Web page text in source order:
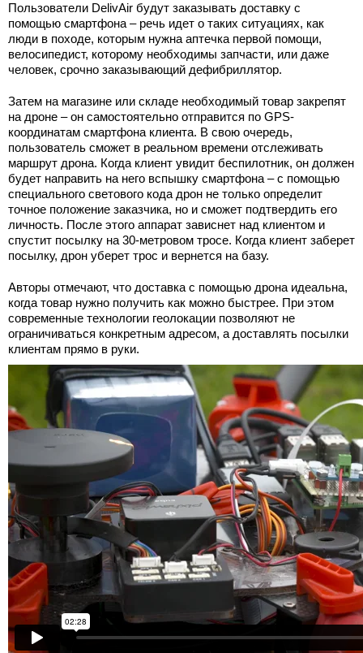
Пользователи DelivAir будут заказывать доставку с
помощью смартфона – речь идет о таких ситуациях, как
люди в походе, которым нужна аптечка первой помощи,
велосипедист, которому необходимы запчасти, или даже
человек, срочно заказывающий дефибриллятор.
Затем на магазине или складе необходимый товар закрепят
на дроне – он самостоятельно отправится по GPS-
координатам смартфона клиента. В свою очередь,
пользователь сможет в реальном времени отслеживать
маршрут дрона. Когда клиент увидит беспилотник, он должен
будет направить на него вспышку смартфона – с помощью
специального светового кода дрон не только определит
точное положение заказчика, но и сможет подтвердить его
личность. После этого аппарат зависнет над клиентом и
спустит посылку на 30-метровом тросе. Когда клиент заберет
посылку, дрон уберет трос и вернется на базу.
Авторы отмечают, что доставка с помощью дрона идеальна,
когда товар нужно получить как можно быстрее. При этом
современные технологии геолокации позволяют не
ограничиваться конкретным адресом, а доставлять посылки
клиентам прямо в руки.